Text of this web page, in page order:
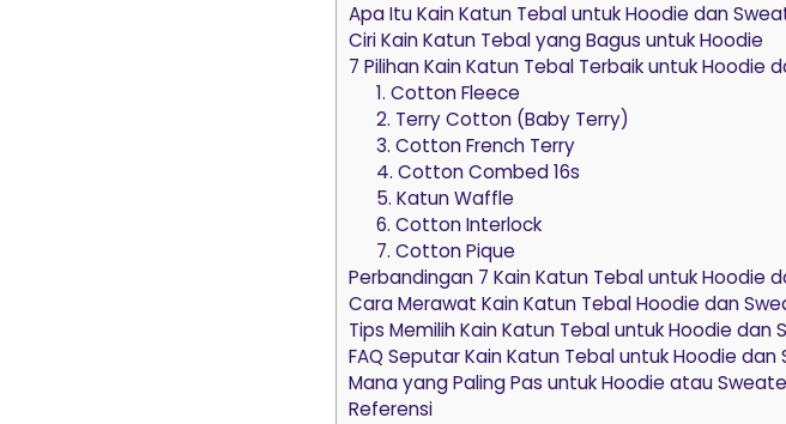
Apa Itu Kain Katun Tebal untuk Hoodie dan
Ciri Kain Katun Tebal yang Bagus untuk Hoodie
7 Pilihan Kain Katun Tebal Terbaik untuk Hoodie
1. Cotton Fleece
2. Terry Cotton (Baby Terry)
3. Cotton French Terry
4. Cotton Combed 16s
5. Katun Waffle
6. Cotton Interlock
7. Cotton Pique
Perbandingan 7 Kain Katun Tebal untuk Hoodie
Cara Merawat Kain Katun Tebal Hoodie dan
Tips Memilih Kain Katun Tebal untuk Hoodie dan
FAQ Seputar Kain Katun Tebal untuk Hoodie dan
Mana yang Paling Pas untuk Hoodie atau
Referensi